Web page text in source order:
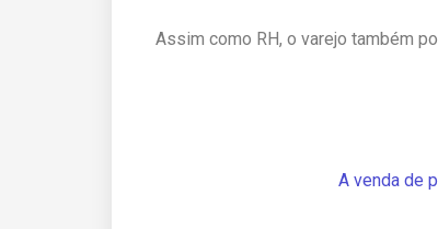
Assim como RH, o varejo também
A venda de